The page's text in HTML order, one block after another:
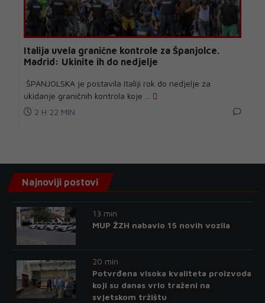
Italija uvela granične kontrole za Španjolce.
Madrid: Ukinite ih do nedjelje
ŠPANJOLSKA je postavila Italiji rok do nedjelje za
ukidanje graničnih kontrola koje ...
2 H 22 MIN
Najnoviji postovi
13 min
MUP ŽZH nabavio 15 novih vozila
20 min
Potvrđena visoka kvaliteta proizvoda
koji su danas vrlo traženi na
svjetskom tržištu